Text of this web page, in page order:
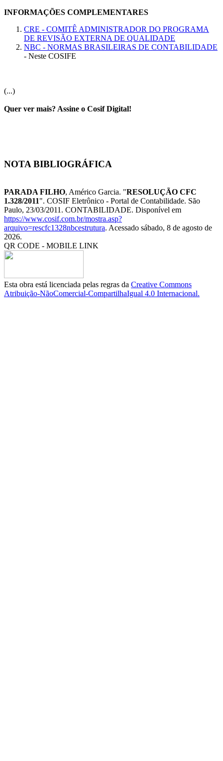
INFORMAÇÕES COMPLEMENTARES
CRE - COMITÊ ADMINISTRADOR DO PROGRAMA
DE REVISÃO EXTERNA DE QUALIDADE
NBC - NORMAS BRASILEIRAS DE CONTABILIDADE
- Neste COSIFE
(...)
Quer ver mais? Assine o Cosif Digital!
NOTA BIBLIOGRÁFICA
PARADA FILHO, Américo Garcia. "RESOLUÇÃO CFC
1.328/2011". COSIF Eletrônico - Portal de Contabilidade. São
Paulo, 23/03/2011. CONTABILIDADE. Disponível em
https://www.cosif.com.br/mostra.asp?
arquivo=rescfc1328nbcestrutura. Acessado sábado, 8 de agosto de
2026.
QR CODE - MOBILE LINK
Esta obra está licenciada pelas regras da Creative Commons
Atribuição-NãoComercial-CompartilhaIgual 4.0 Internacional.